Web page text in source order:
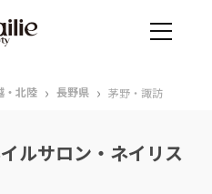
・北陸 › 長野県 › 茅野・諏訪
ルサロン・ネイリス